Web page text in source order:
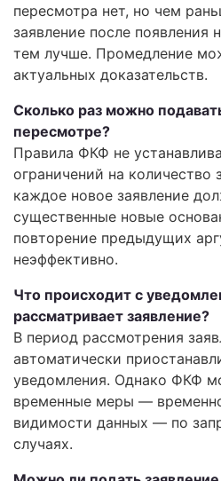
пересмотра нет, но чем
заявление после
тем лучше. Промедление
актуальных доказательств.
Сколько раз можно
пересмотре?
Правила ФКФ не
ограничений на количество
каждое новое заявление
существенные новые
повторение предыдущих
неэффективно.
Что происходит с
рассматривает заявление?
В период рассмотрения
автоматически
уведомления. Однако ФКФ
временные меры —
видимости данных — по
случаях.